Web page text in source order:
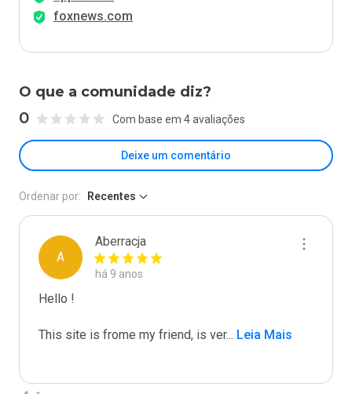
foxnews.com
O que a comunidade diz?
0 Com base em 4 avaliações
Deixe um comentário
Ordenar por: Recentes
A
Aberracja
há 9 anos
Hello !
This site is frome my friend, is ver... Leia Mais